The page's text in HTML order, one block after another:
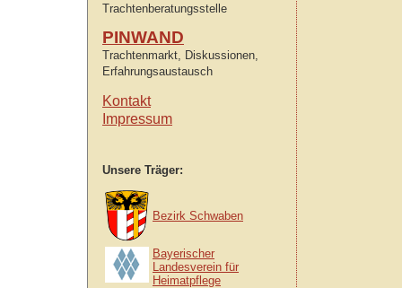
Trachtenberatungsstelle
PINWAND
Trachtenmarkt, Diskussionen,
Erfahrungsaustausch
Kontakt
Impressum
Unsere Träger:
Bezirk Schwaben
Bayerischer
Landesverein für
Heimatpflege